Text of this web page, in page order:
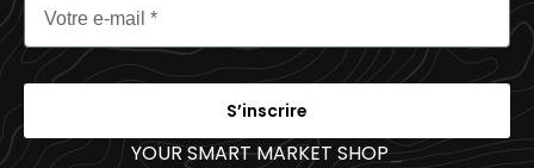
S’inscrire
YOUR SMART MARKET SHOP _